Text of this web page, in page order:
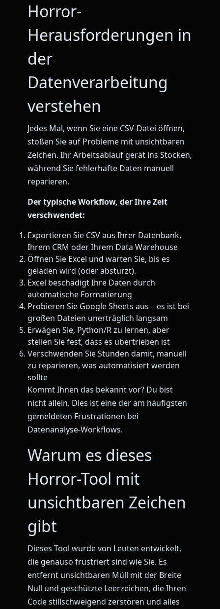
Horror-
Herausforderungen in
der
Datenverarbeitung
verstehen
Jedes Mal, wenn Sie eine CSV-Datei öffnen,
stoßen Sie auf Probleme mit unsichtbaren
Zeichen. Ihr Arbeitsablauf gerät ins Stocken,
während Sie fehlerhafte Daten manuell
reparieren.
Der typische Workflow, der Ihre Zeit
verschwendet:
Exportieren Sie CSV aus Ihrer Datenbank,
Ihrem CRM oder Ihrem Data Warehouse
Öffnen Sie Excel und warten Sie, bis es
geladen wird (oder abstürzt).
Excel beschädigt Ihre Daten durch
automatische Formatierung
Probieren Sie Google Sheets aus – es ist bei
großen Dateien unerträglich langsam
Erwägen Sie, Python/R zu lernen, aber
stellen Sie fest, dass es übertrieben ist
Verschwenden Sie Stunden damit, manuell
zu reparieren, was automatisiert werden
sollte
Kommt Ihnen das bekannt vor? Du bist
nicht allein. Dies ist eine der am häufigsten
gemeldeten Frustrationen bei
Datenanalyse-Workflows.
Warum es dieses
Horror-Tool mit
unsichtbaren Zeichen
gibt
Dieses Tool wurde von Leuten entwickelt,
die genauso frustriert sind wie Sie. Es
entfernt unsichtbaren Müll mit der Breite
Null und geschützte Leerzeichen, die Ihren
Code stillschweigend zerstören und alles